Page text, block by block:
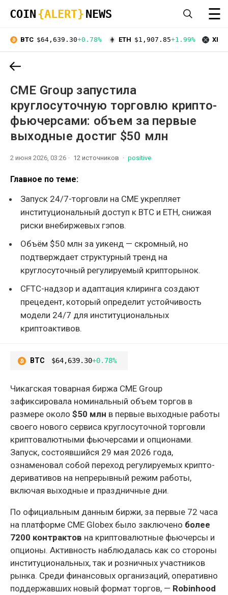
COIN {ALERT} NEWS ☰
BTC $64,639.30+0.78% ETH $1,907.85+1.99% XRP
CME Group запустила
круглосуточную торговлю крипто-
фьючерсами: объем за первые
выходные достиг $50 млн
2 июня 2026, 03:26 12 источников positive
Главное по теме:
Запуск 24/7-торговли на CME укрепляет
институциональный доступ к BTC и ETH, снижая
риски внебиржевых гэпов.
Объём $50 млн за уикенд — скромный, но
подтверждает структурный тренд на
круглосуточный регулируемый крипторынок.
CFTC-надзор и адаптация клиринга создают
прецедент, который определит устойчивость
модели 24/7 для институциональных
криптоактивов.
BTC $64,639.30+0.78%
Чикагская товарная биржа CME Group
зафиксировала номинальный объем торгов в
размере около $50 млн в первые выходные работы
своего нового сервиса круглосуточной торговли
криптовалютными фьючерсами и опционами.
Запуск, состоявшийся 29 мая 2026 года,
ознаменовал собой переход регулируемых крипто-
деривативов на непрерывный режим работы,
включая выходные и праздничные дни.
По официальным данным биржи, за первые 72 часа
на платформе CME Globex было заключено более
7200 контрактов на криптовалютные фьючерсы и
опционы. Активность наблюдалась как со стороны
институциональных, так и розничных участников
рынка. Среди финансовых организаций, оперативно
поддержавших новый формат торгов, — Robinhood